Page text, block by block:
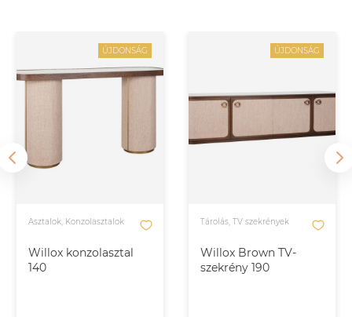
ÚJDONSÁG
Willox konzolasztal
140
Asztalok, Konzolasztalok
ÚJDONSÁG
Willox Brown TV-
szekrény 190
Tárolás, TV szekrények